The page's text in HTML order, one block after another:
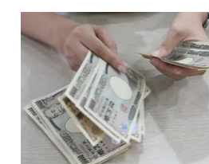
Theo dõi báo trên
Hotline
0906 645 777
Liên